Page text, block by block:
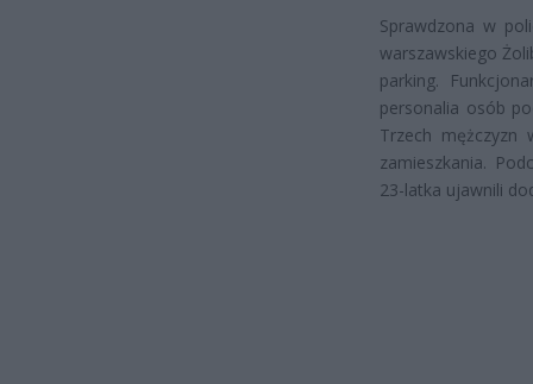
Sprawdzona w
warszawskiego
parking.
personalia osób
Trzech
zamieszkania.
23-latka ujawnili